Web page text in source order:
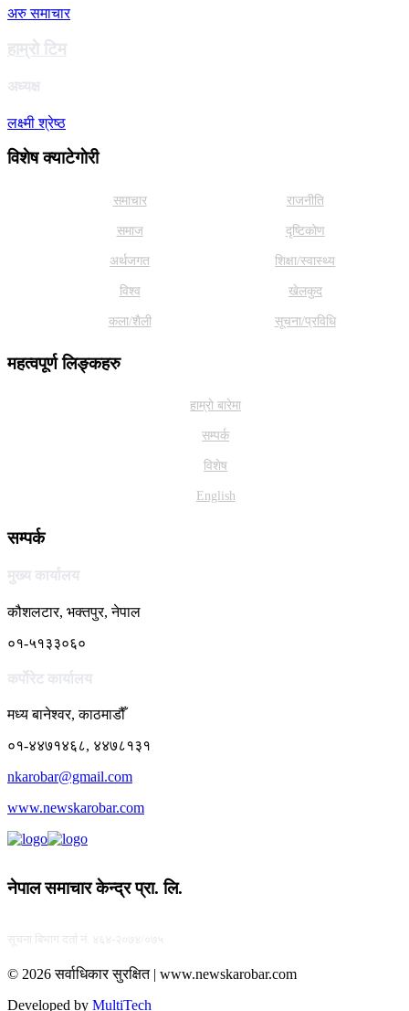
अरु समाचार
हाम्राे टिम
अध्यक्ष
लक्ष्मी श्रेष्ठ
विशेष क्याटेगाेरी
समाचार राजनीति
समाज दृष्टिकोण
अर्थजगत शिक्षा/स्वास्थ्य
विश्व खेलकुद
कला/शैली सूचना/प्रविधि
महत्वपूर्ण लिङ्कहरु
हाम्राे बारेमा
सम्पर्क
विशेष
English
सम्पर्क
मुख्य कार्यालय
कौशलटार, भक्तपुर, नेपाल
०१-५१३३०६०
कर्पाेरेट कार्यालय
मध्य बानेश्वर, काठमाडौँ
०१-४४७१४६८, ४४७८१३१
nkarobar@gmail.com
www.newskarobar.com
नेपाल समाचार केन्द्र प्रा. लि.
सूचना बिभाग दर्ता नं. ४६४-२०७४/०७५
© 2026 सर्वाधिकार सुरक्षित | www.newskarobar.com
Developed by MultiTech